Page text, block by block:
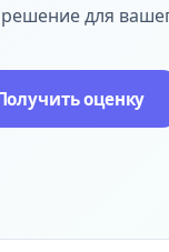
для
оценку